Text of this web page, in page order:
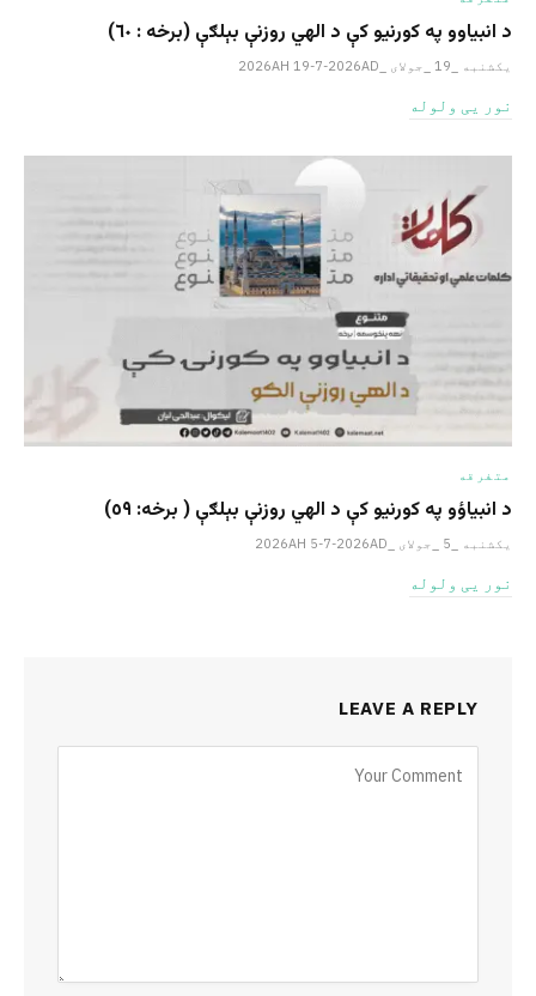
د انبیاوو په کورنیو کې د الهي روزنې بېلګې (برخه : ٦٠)
یکشنبه _19 _جولای _2026AH 19-7-2026AD
نور یی ولوله
متفرقه
د انبیاؤو په کورنیو کې د الهي روزنې بېلګې ( برخه: ٥٩)
یکشنبه _5 _جولای _2026AH 5-7-2026AD
نور یی ولوله
LEAVE A REPLY